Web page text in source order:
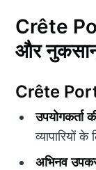
Crête
और
Crête
उपयोगकर्ता
व्यापारियों
अभिनव